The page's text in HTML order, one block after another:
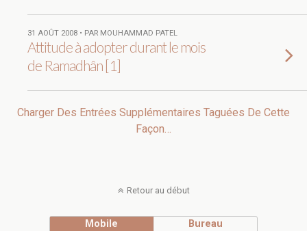
31 AOÛT 2008 • PAR MOUHAMMAD PATEL
Attitude à adopter durant le mois
de Ramadhân [1]
Charger Des Entrées Supplémentaires Taguées De Cette
Façon…
Retour au début
Mobile Bureau